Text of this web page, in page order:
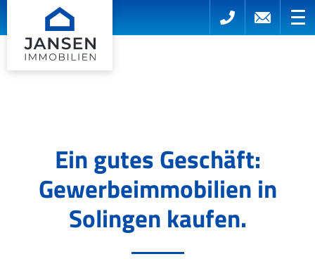
Ein gutes Geschäft:
Gewerbeimmobilien in
Solingen kaufen.